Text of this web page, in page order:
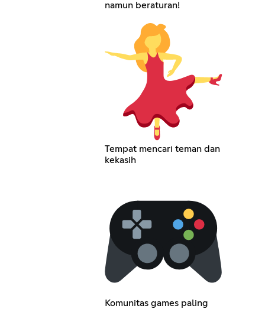
namun beraturan!
Tempat mencari teman dan
kekasih
Komunitas games paling